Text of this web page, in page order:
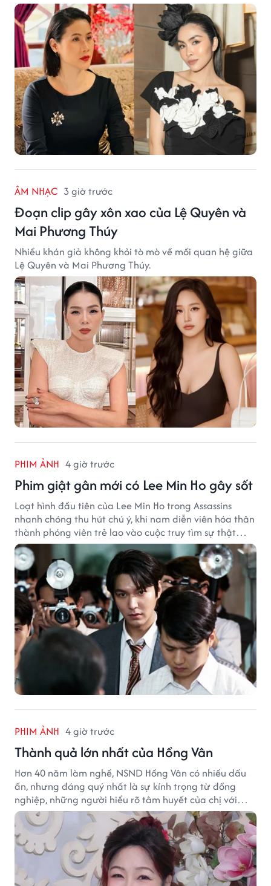
ÂM NHẠC 3 giờ trước
Đoạn clip gây xôn xao của Lệ Quyên và
Mai Phương Thúy
Nhiều khán giả không khỏi tò mò về mối quan hệ giữa
Lệ Quyên và Mai Phương Thúy.
PHIM ẢNH 4 giờ trước
Phim giật gân mới có Lee Min Ho gây sốt
Loạt hình đầu tiên của Lee Min Ho trong Assassins
nhanh chóng thu hút chú ý, khi nam diễn viên hóa thân
thành phóng viên trẻ lao vào cuộc truy tìm sự thật
phía sau một vụ ám sát gây chấn động Hàn Quốc.
PHIM ẢNH 4 giờ trước
Thành quả lớn nhất của Hồng Vân
Hơn 40 năm làm nghề, NSND Hồng Vân có nhiều dấu
ấn, nhưng đáng quý nhất là sự kính trọng từ đồng
nghiệp, những người hiểu rõ tâm huyết của chị với
nghệ thuật.